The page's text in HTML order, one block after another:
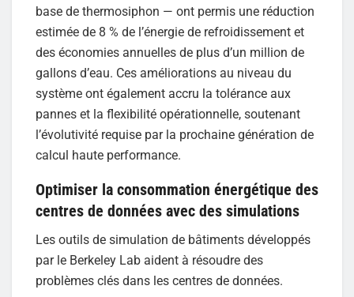
base de thermosiphon — ont permis une réduction
estimée de 8 % de l’énergie de refroidissement et
des économies annuelles de plus d’un million de
gallons d’eau. Ces améliorations au niveau du
système ont également accru la tolérance aux
pannes et la flexibilité opérationnelle, soutenant
l’évolutivité requise par la prochaine génération de
calcul haute performance.
Optimiser la consommation énergétique des
centres de données avec des simulations
Les outils de simulation de bâtiments développés
par le Berkeley Lab aident à résoudre des
problèmes clés dans les centres de données.